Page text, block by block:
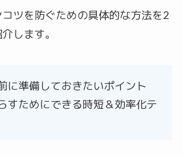
ツを防ぐための具体的な方法を2
します。
に準備しておきたいポイント
すためにできる時短＆効率化テ